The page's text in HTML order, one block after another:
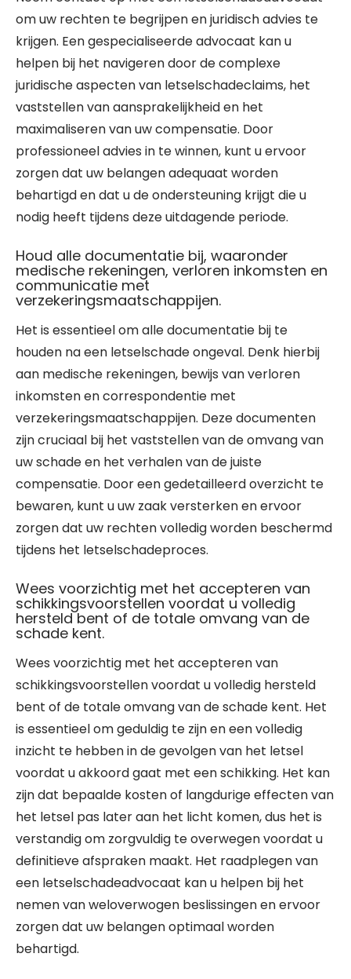
om uw rechten te begrijpen en juridisch advies te
krijgen. Een gespecialiseerde advocaat kan u
helpen bij het navigeren door de complexe
juridische aspecten van letselschadeclaims, het
vaststellen van aansprakelijkheid en het
maximaliseren van uw compensatie. Door
professioneel advies in te winnen, kunt u ervoor
zorgen dat uw belangen adequaat worden
behartigd en dat u de ondersteuning krijgt die u
nodig heeft tijdens deze uitdagende periode.
Houd alle documentatie bij, waaronder
medische rekeningen, verloren inkomsten en
communicatie met
verzekeringsmaatschappijen.
Het is essentieel om alle documentatie bij te
houden na een letselschade ongeval. Denk hierbij
aan medische rekeningen, bewijs van verloren
inkomsten en correspondentie met
verzekeringsmaatschappijen. Deze documenten
zijn cruciaal bij het vaststellen van de omvang van
uw schade en het verhalen van de juiste
compensatie. Door een gedetailleerd overzicht te
bewaren, kunt u uw zaak versterken en ervoor
zorgen dat uw rechten volledig worden beschermd
tijdens het letselschadeproces.
Wees voorzichtig met het accepteren van
schikkingsvoorstellen voordat u volledig
hersteld bent of de totale omvang van de
schade kent.
Wees voorzichtig met het accepteren van
schikkingsvoorstellen voordat u volledig hersteld
bent of de totale omvang van de schade kent. Het
is essentieel om geduldig te zijn en een volledig
inzicht te hebben in de gevolgen van het letsel
voordat u akkoord gaat met een schikking. Het kan
zijn dat bepaalde kosten of langdurige effecten van
het letsel pas later aan het licht komen, dus het is
verstandig om zorgvuldig te overwegen voordat u
definitieve afspraken maakt. Het raadplegen van
een letselschadeadvocaat kan u helpen bij het
nemen van weloverwogen beslissingen en ervoor
zorgen dat uw belangen optimaal worden
behartigd.